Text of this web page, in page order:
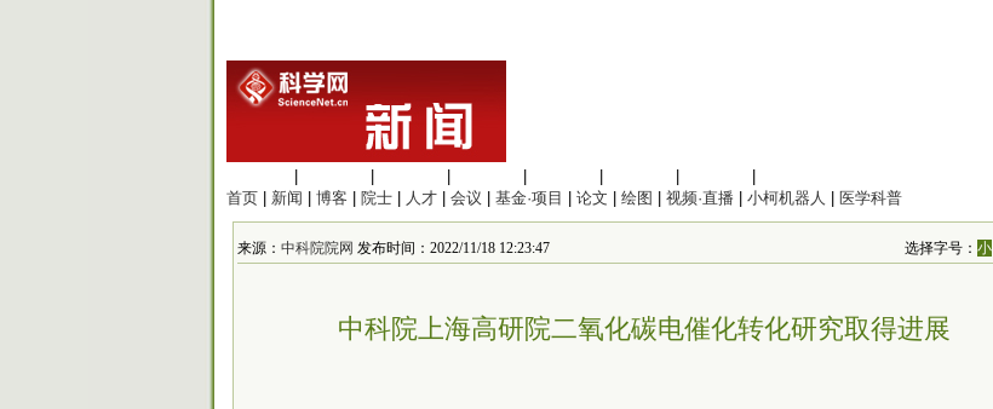
首页
新闻 博客 院士 人才 会议 基金·项目 论文 绘图 视频·直播 小柯机器人 医学科普
来源： 中科院院网 发布时间：2022/11/18 12:23:47 选择字号：小
中科院上海高研院二氧化碳电催化转化研究取得进展